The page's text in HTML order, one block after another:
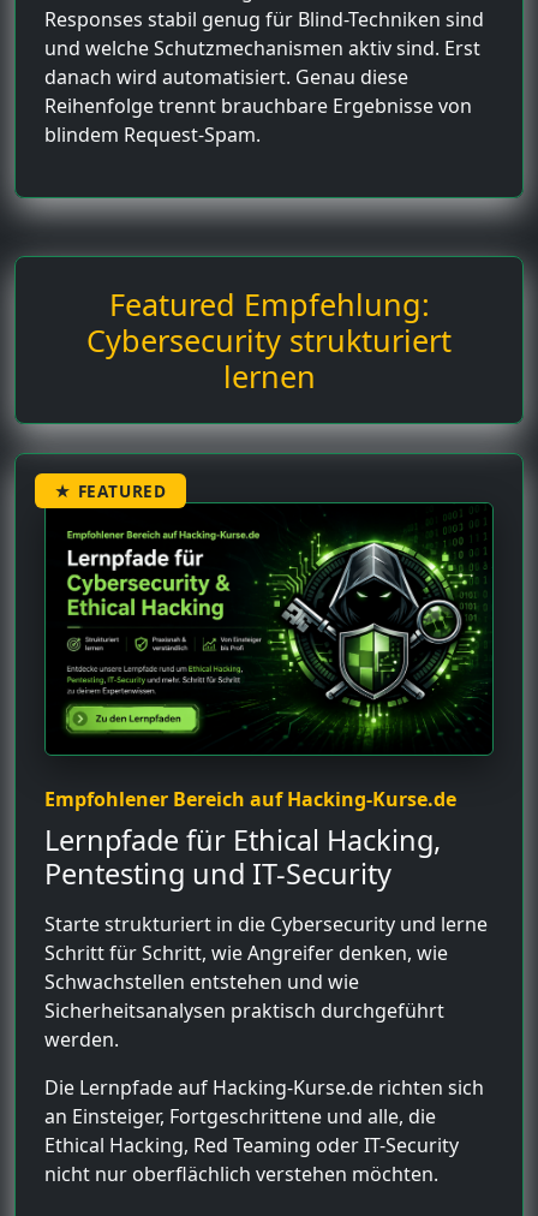
Responses stabil genug für Blind-Techniken sind
und welche Schutzmechanismen aktiv sind. Erst
danach wird automatisiert. Genau diese
Reihenfolge trennt brauchbare Ergebnisse von
blindem Request-Spam.
Featured Empfehlung:
Cybersecurity strukturiert
lernen
★ FEATURED
Empfohlener Bereich auf Hacking-Kurse.de
Lernpfade für Ethical Hacking,
Pentesting und IT-Security
Starte strukturiert in die Cybersecurity und lerne
Schritt für Schritt, wie Angreifer denken, wie
Schwachstellen entstehen und wie
Sicherheitsanalysen praktisch durchgeführt
werden.
Die Lernpfade auf Hacking-Kurse.de richten sich
an Einsteiger, Fortgeschrittene und alle, die
Ethical Hacking, Red Teaming oder IT-Security
nicht nur oberflächlich verstehen möchten.